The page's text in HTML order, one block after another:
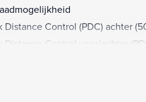
Distance Control (PDC) achter
Distance Control voor/achter